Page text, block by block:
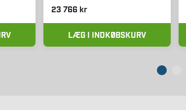
23 766 kr
LÆG I INDKØBSKURV